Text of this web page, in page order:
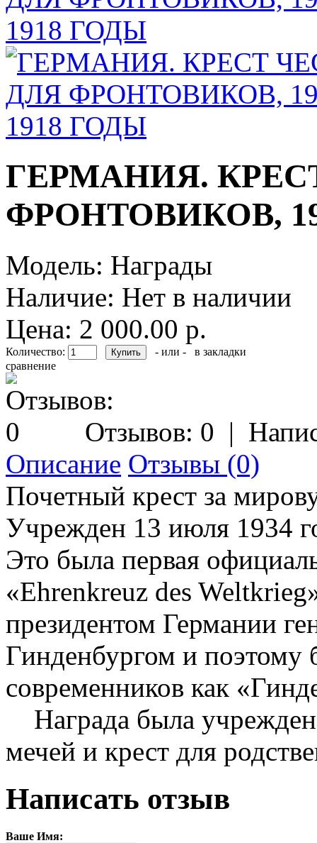
ГЕРМАНИЯ.
ФРОНТОВИКОВ,
Модель: Награды
Наличие: Нет в наличии
Цена: 2 000.00 р.
Количество: - или -
в закладки
сравнение
Отзывов: 0 |
Описание Отзывы (0)
Почетный крест за
Учрежден 13 июля 1934
Это была первая
«Ehrenkreuz des
президентом Германии
Гинденбургом и поэтому
современников как
Награда была
мечей и крест для
Написать отзыв
Ваше Имя: